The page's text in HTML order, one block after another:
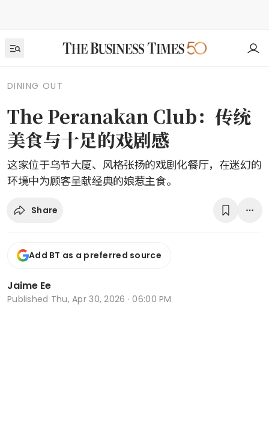
DINING OUT
The Peranakan Club：传统
美食与十足的戏剧感
这家位于乌节大厦、风格张扬的戏剧化餐厅，在迷幻的
环境中为顾客呈献经典的娘惹主食。
Share
Add BT as a preferred source
Jaime Ee
Published Thu, Apr 30, 2026 · 06:00 PM